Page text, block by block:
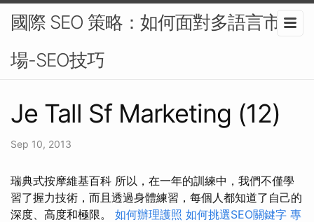
國際 SEO 策略：如何面對多語言市
場-SEO技巧
Je Tall Sf Marketing (12)
Sep 10, 2013
瑞典式按摩維基百科 所以，在一年的訓練中，我們不僅學
習了握力技術，而且透過身體練習，每個人都知道了自己的
深度、高度和極限。 如何辦理護照 如何挑選SEO關鍵字 專